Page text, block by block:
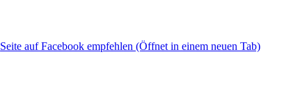
Seite auf Facebook empfehlen (Öffnet in einem neuen Tab)